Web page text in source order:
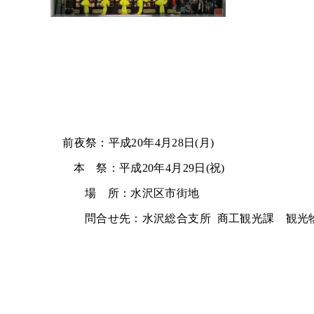
前夜祭：平成20年4月28日(月)
本 祭：平成20年4月29日(祝)
場 所：水沢区市街地
問合せ先：水沢総合支所 商工観光課 観光